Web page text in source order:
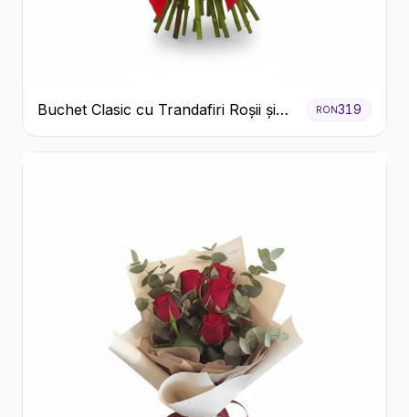
Buchet Clasic cu Trandafiri Roșii și
Gypsophila
RON319